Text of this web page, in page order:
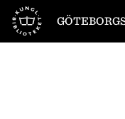
Till startsidan